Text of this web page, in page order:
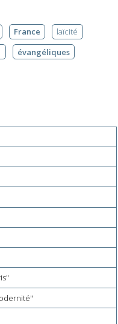
France
laïcité
évangéliques